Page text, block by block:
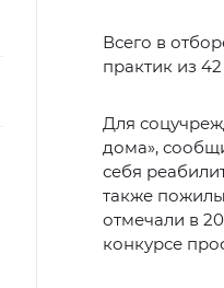
Всего в
практик из
Для
дома»,
себя
также
отмечали в
конкурсе